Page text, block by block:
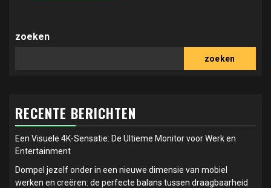
zoeken
zoeken
RECENTE BERICHTEN
Een Visuele 4K-Sensatie: De Ultieme Monitor voor Werk en
Entertainment
Dompel jezelf onder in een nieuwe dimensie van mobiel
werken en creëren: de perfecte balans tussen draagbaarheid